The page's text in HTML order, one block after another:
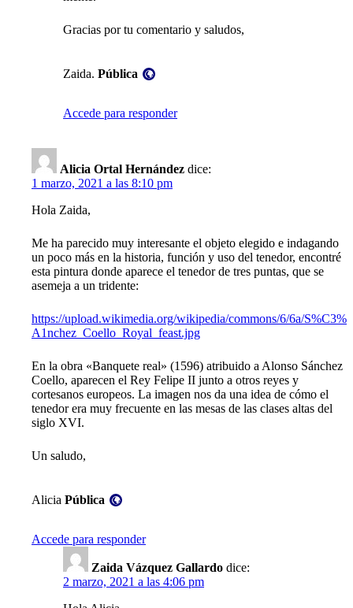
Gracias por tu comentario y saludos,
Zaida. Pública
Accede para responder
Alicia Ortal Hernández dice:
1 marzo, 2021 a las 8:10 pm
Hola Zaida,
Me ha parecido muy interesante el objeto elegido e indagando
un poco más en la historia, función y uso del tenedor, encontré
esta pintura donde aparece el tenedor de tres puntas, que se
asemeja a un tridente:
https://upload.wikimedia.org/wikipedia/commons/6/6a/S%C3%
A1nchez_Coello_Royal_feast.jpg
En la obra «Banquete real» (1596) atribuido a Alonso Sánchez
Coello, aparecen el Rey Felipe II junto a otros reyes y
cortesanos europeos. La imagen nos da una idea de cómo el
tenedor era muy frecuente en las mesas de las clases altas del
siglo XVI.
Un saludo,
Alicia Pública
Accede para responder
Zaida Vázquez Gallardo dice:
2 marzo, 2021 a las 4:06 pm